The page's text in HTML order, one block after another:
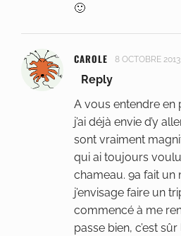
🙂
CAROLE 8 OCTOBRE
Reply
A vous entendre en
j’ai déjà envie d’y
sont vraiment
qui ai toujours
chameau. 9a fait un
j’envisage faire un
commencé à me
passe bien, c’est